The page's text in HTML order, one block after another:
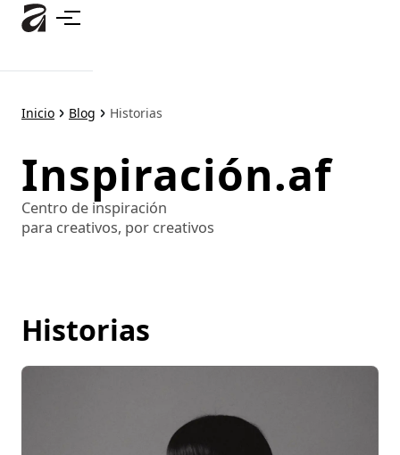
principal
Inicio Blog Historias
Inspiración.af
Centro de inspiración
para creativos, por creativos
Historias